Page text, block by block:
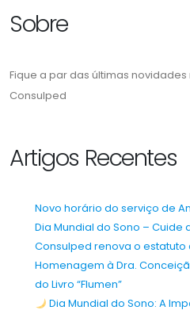
Sobre
Fique a par das últimas
Consulped
Artigos Recentes
Novo horário do serviço de
Dia Mundial do Sono – Cuide
Consulped renova o estatuto
Homenagem à Dra.
do Livro “Flumen”
Dia Mundial do Sono: A